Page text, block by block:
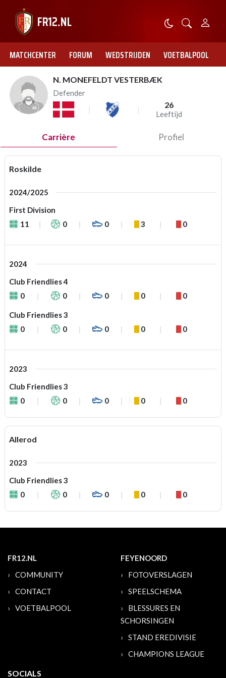
MATCHCENTER FORUM WEDSTRIJDEN VOETBALPOOL
N. MONEFELDT VESTERBÆK
Defender
26
Leeftijd
Carrière Profiel
Roskilde
2024/2025
First Division
11
0 0 3 0
2024
Club Friendlies 4
0
0 0 0 0
Club Friendlies 3
0
0 0 0 0
2023
Club Friendlies 3
0
0 0 0 0
Allerod
2023
Club Friendlies 3
0
0 0 0 0
FR12.NL
COMMUNITY
CONTACT
VOETBALPOOL
FEYENOORD
FOTOVERSLAGEN
SPEELSCHEMA
BLESSURES EN
SCHORSINGEN
STAND EREDIVISIE
CHAMPIONS LEAGUE
SOCIALS